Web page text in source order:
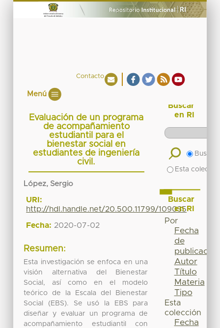
Contacto
Menú
Evaluación de un programa
de acompañamiento
estudiantil para el
bienestar social en
estudiantes de ingeniería
civil.
López, Sergio
URI:
http://hdl.handle.net/20.500.11799/109035
Fecha: 2020-07-02
Resumen:
Esta investigación se enfoca en una
visión alternativa del Bienestar
Social, así como en el modelo
teórico de la Escala del Bienestar
Social (EBS). Se usó la EBS para
diseñar y evaluar un programa de
acompañamiento estudiantil con
Buscar
en RI
Buscar
Esta
Buscar
en RI
Por
Fecha
de
publicación
Autor
Título
Materia
Tipo
Esta
colección
Fecha